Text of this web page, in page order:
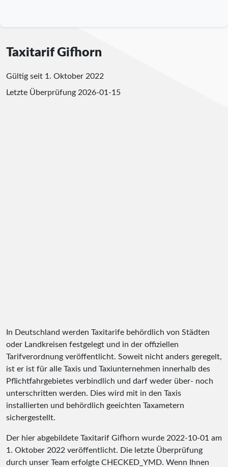
Taxitarif Gifhorn
Gültig seit 1. Oktober 2022
Letzte Überprüfung 2026-01-15
In Deutschland werden Taxitarife behördlich von Städten
oder Landkreisen festgelegt und in der offiziellen
Tarifverordnung veröffentlicht. Soweit nicht anders geregelt,
ist er ist für alle Taxis und Taxiunternehmen innerhalb des
Pflichtfahrgebietes verbindlich und darf weder über- noch
unterschritten werden. Dies wird mit in den Taxis
installierten und behördlich geeichten Taxametern
sichergestellt.
Der hier abgebildete Taxitarif Gifhorn wurde 2022-10-01 am
1. Oktober 2022 veröffentlicht. Die letzte Überprüfung
durch unser Team erfolgte CHECKED_YMD. Wenn Ihnen